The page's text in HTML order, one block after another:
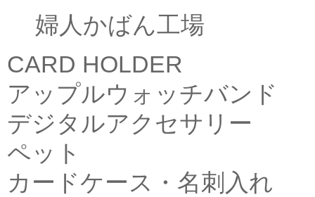
婦人かばん工場
CARD HOLDER
アップルウォッチバンド
デジタルアクセサリー
ペット
カードケース・名刺入れ